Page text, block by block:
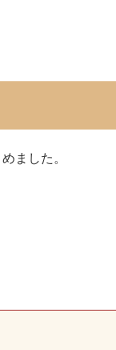
ました。